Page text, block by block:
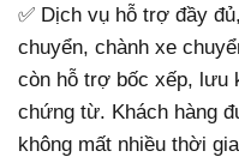
✅ Dịch vụ hỗ trợ đầy
chuyển, chành xe
còn hỗ trợ bốc xếp, lưu
chứng từ. Khách hàng
không mất nhiều thời